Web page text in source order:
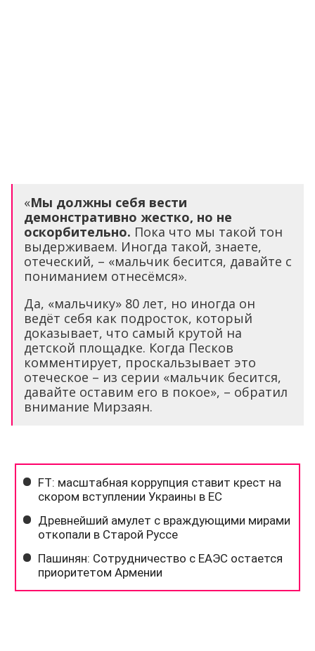
«Мы должны себя вести
демонстративно жестко, но не
оскорбительно. Пока что мы такой тон
выдерживаем. Иногда такой, знаете,
отеческий, – «мальчик бесится, давайте с
пониманием отнесёмся».
Да, «мальчику» 80 лет, но иногда он
ведёт себя как подросток, который
доказывает, что самый крутой на
детской площадке. Когда Песков
комментирует, проскальзывает это
отеческое – из серии «мальчик бесится,
давайте оставим его в покое», – обратил
внимание Мирзаян.